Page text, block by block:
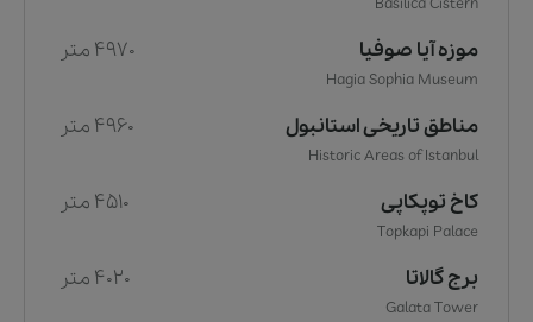
موزه آیا صوفیا 4970 متر
Hagia Sophia Museum
مناطق تاریخی استانبول 4960 متر
Historic Areas of Istanbul
کاخ توپکاپی 4510 متر
Topkapi Palace
برج گالاتا 4020 متر
Galata Tower